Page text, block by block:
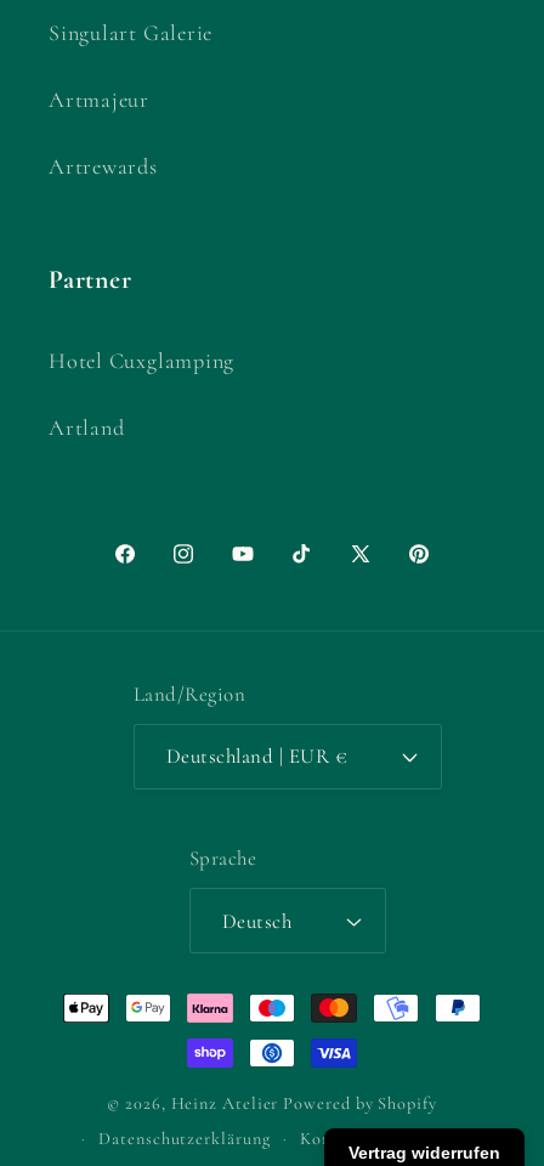
Singulart Galerie
Artmajeur
Artrewards
Partner
Hotel Cuxglamping
Artland
FacebookInstagramYouTubeTikTokX
Pinterest
Land/Region
Deutschland | EUR €
Sprache
Deutsch
Zahlungsmethoden
© 2026, Heinz Atelier Powered by Shopify
Datenschutzerklärung
Kontaktinformationen
Vertrag widerrufen